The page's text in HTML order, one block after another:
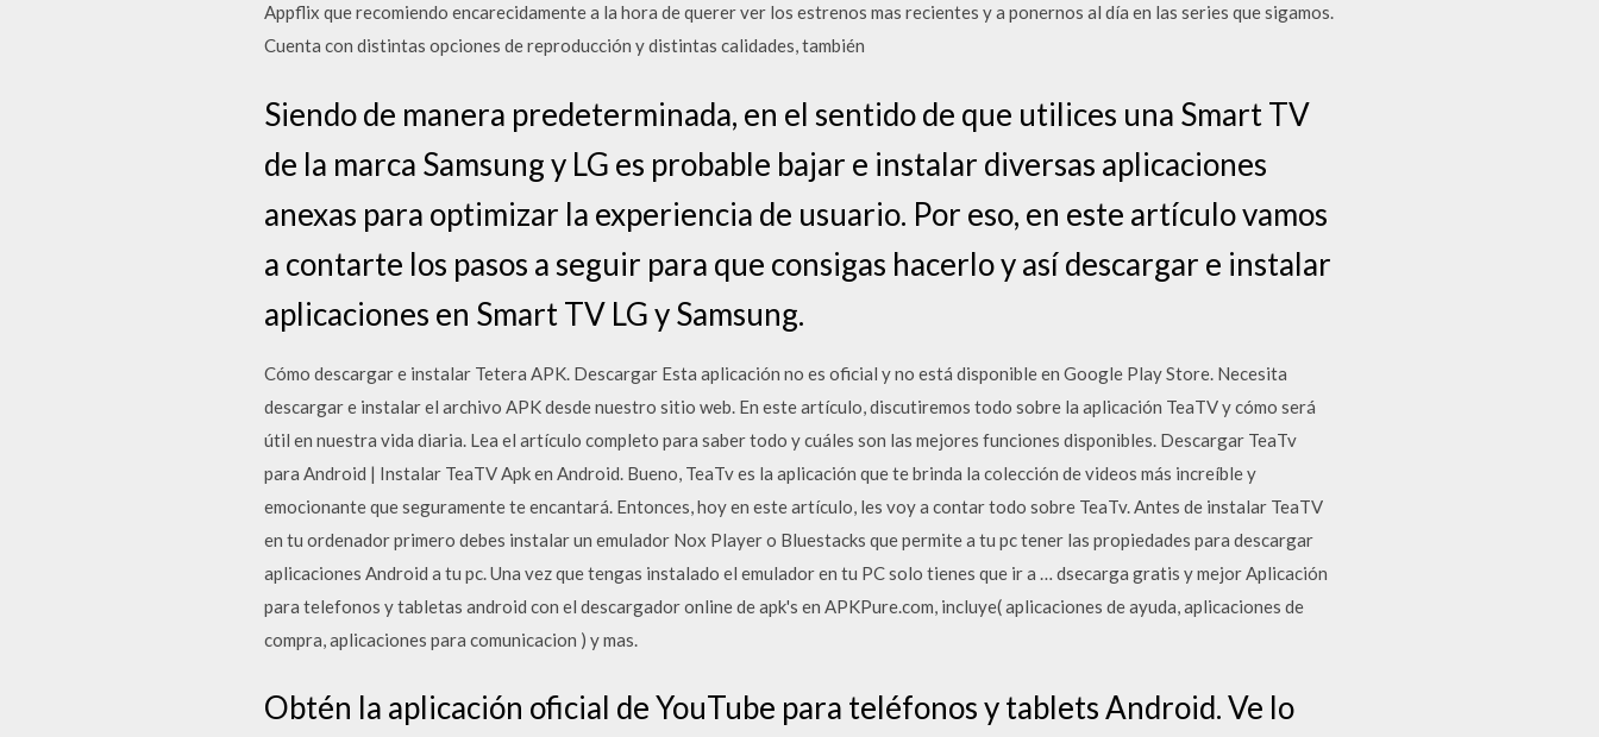
Appflix que recomiendo encarecidamente a la hora de querer ver los estrenos mas recientes y a ponernos al día en las series que sigamos.
Cuenta con distintas opciones de reproducción y distintas calidades, también
Siendo de manera predeterminada, en el sentido de que utilices una Smart TV
de la marca Samsung y LG es probable bajar e instalar diversas aplicaciones
anexas para optimizar la experiencia de usuario. Por eso, en este artículo vamos
a contarte los pasos a seguir para que consigas hacerlo y así descargar e instalar
aplicaciones en Smart TV LG y Samsung.
Cómo descargar e instalar Tetera APK. Descargar Esta aplicación no es oficial y no está disponible en Google Play Store. Necesita
descargar e instalar el archivo APK desde nuestro sitio web. En este artículo, discutiremos todo sobre la aplicación TeaTV y cómo será
útil en nuestra vida diaria. Lea el artículo completo para saber todo y cuáles son las mejores funciones disponibles. Descargar TeaTv
para Android | Instalar TeaTV Apk en Android. Bueno, TeaTv es la aplicación que te brinda la colección de videos más increíble y
emocionante que seguramente te encantará. Entonces, hoy en este artículo, les voy a contar todo sobre TeaTv. Antes de instalar TeaTV
en tu ordenador primero debes instalar un emulador Nox Player o Bluestacks que permite a tu pc tener las propiedades para descargar
aplicaciones Android a tu pc. Una vez que tengas instalado el emulador en tu PC solo tienes que ir a … dsecarga gratis y mejor Aplicación
para telefonos y tabletas android con el descargador online de apk's en APKPure.com, incluye( aplicaciones de ayuda, aplicaciones de
compra, aplicaciones para comunicacion ) y mas.
Obtén la aplicación oficial de YouTube para teléfonos y tablets Android. Ve lo